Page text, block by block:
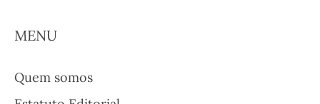
MENU
Quem somos